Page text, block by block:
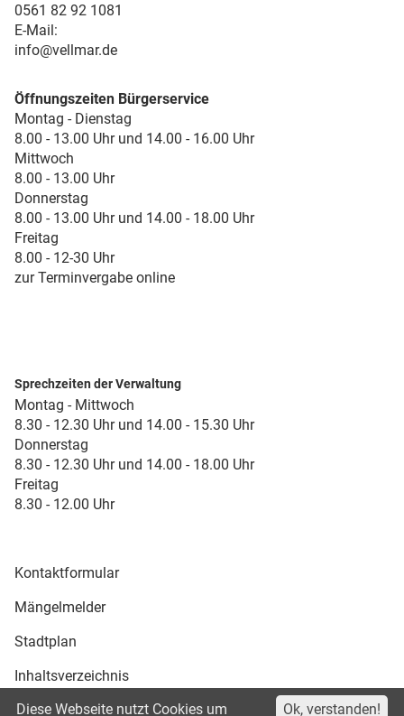
0561 82 92 1081
E-Mail:
info@vellmar.de
Öffnungszeiten Bürgerservice
Montag - Dienstag
8.00 - 13.00 Uhr und 14.00 - 16.00 Uhr
Mittwoch
8.00 - 13.00 Uhr
Donnerstag
8.00 - 13.00 Uhr und 14.00 - 18.00 Uhr
Freitag
8.00 - 12-30 Uhr
zur Terminvergabe online
Sprechzeiten der Verwaltung
Montag - Mittwoch
8.30 - 12.30 Uhr und 14.00 - 15.30 Uhr
Donnerstag
8.30 - 12.30 Uhr und 14.00 - 18.00 Uhr
Freitag
8.30 - 12.00 Uhr
Kontaktformular
Mängelmelder
Stadtplan
Inhaltsverzeichnis
Druckansicht
Ok, verstanden!
Diese Webseite nutzt Cookies um